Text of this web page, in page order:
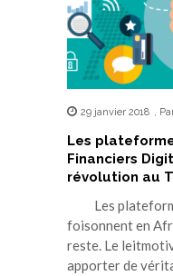
29 janvier 2018 ,
Les
Financiers
révolution au
Les
foisonnent en
reste. Le
apporter de